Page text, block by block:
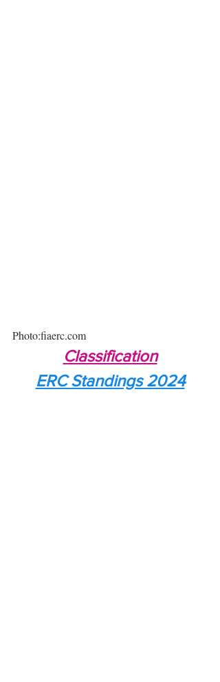
Photo:fiaerc.com
Classification
ERC Standings 2024